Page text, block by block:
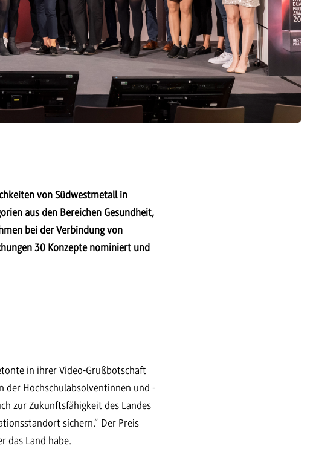
von Südwestmetall in
aus den Bereichen Gesundheit,
bei der Verbindung von
30 Konzepte nominiert und
in ihrer Video-Grußbotschaft
der Hochschulabsolventinnen und -
zur Zukunftsfähigkeit des Landes
sichern.“ Der Preis
das Land habe.